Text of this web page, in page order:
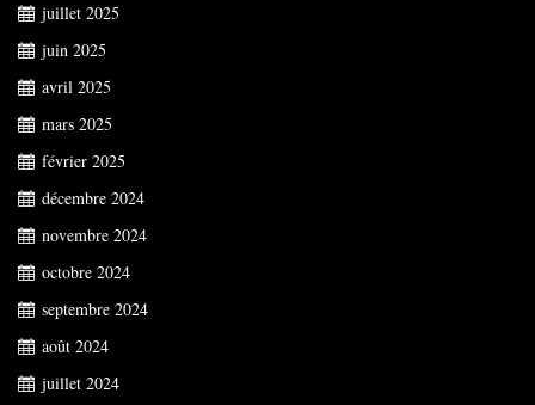
juillet 2025
juin 2025
avril 2025
mars 2025
février 2025
décembre 2024
novembre 2024
octobre 2024
septembre 2024
août 2024
juillet 2024